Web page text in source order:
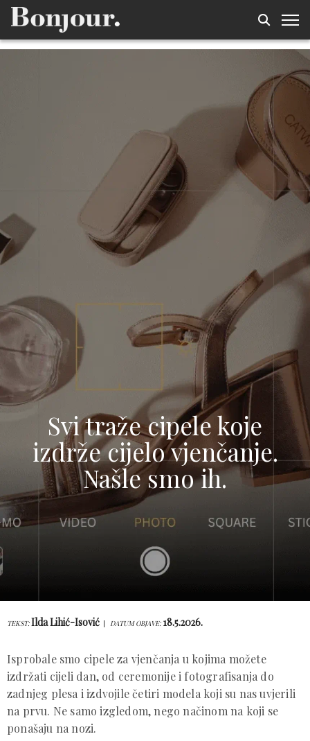
Svi traže cipele koje
izdrže cijelo vjenčanje.
Našle smo ih.
TEKST:Ilda Lihić-Isović DATUM OBJAVE: 18.5.2026.
Isprobale smo cipele za vjenčanja u kojima možete
izdržati cijeli dan, od ceremonije i fotografisanja do
zadnjeg plesa i izdvojile četiri modela koji su nas uvjerili
na prvu. Ne samo izgledom, nego načinom na koji se
ponašaju na nozi.